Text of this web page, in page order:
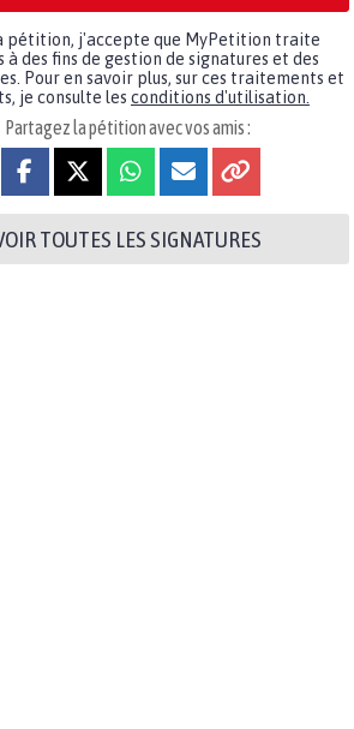
pétition, j'accepte que MyPetition traite
à des fins de gestion de signatures et des
Pour en savoir plus, sur ces traitements et
je consulte les conditions d'utilisation.
Partagez la pétition avec vos amis :
TOUTES LES SIGNATURES